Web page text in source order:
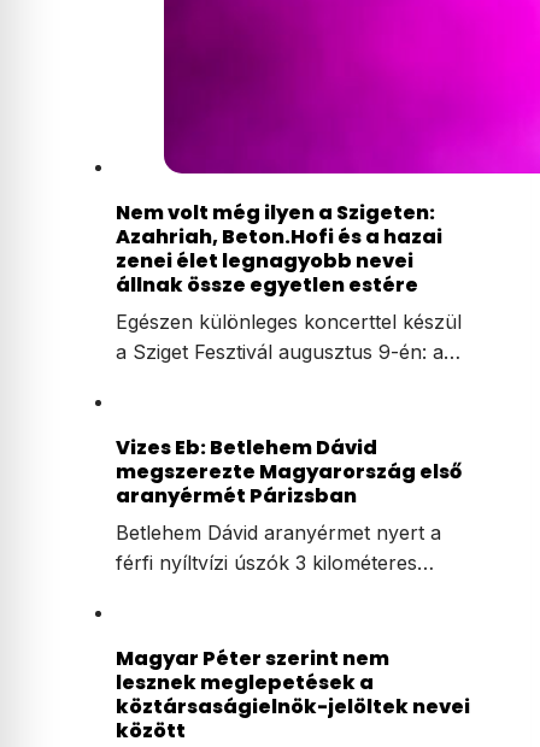
Nem volt még ilyen a Szigeten:
Azahriah, Beton.Hofi és a hazai
zenei élet legnagyobb nevei
állnak össze egyetlen estére
Egészen különleges koncerttel készül
a Sziget Fesztivál augusztus 9-én: a…
Vizes Eb: Betlehem Dávid
megszerezte Magyarország első
aranyérmét Párizsban
Betlehem Dávid aranyérmet nyert a
férfi nyíltvízi úszók 3 kilométeres…
Magyar Péter szerint nem
lesznek meglepetések a
köztársaságielnök-jelöltek nevei
között